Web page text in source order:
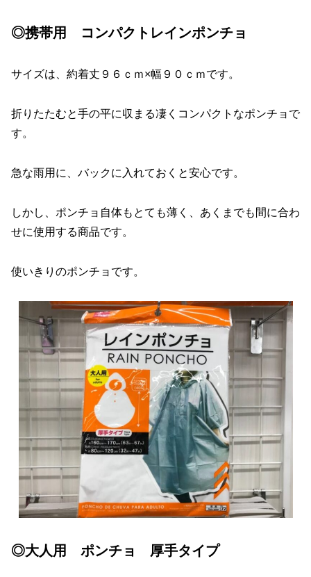
◎携帯用 コンパクトレインポンチョ
サイズは、約着丈９６ｃｍ×幅９０ｃｍです。
折りたたむと手の平に収まる凄くコンパクトなポンチョで
す。
急な雨用に、バックに入れておくと安心です。
しかし、ポンチョ自体もとても薄く、あくまでも間に合わ
せに使用する商品です。
使いきりのポンチョです。
◎大人用 ポンチョ 厚手タイプ